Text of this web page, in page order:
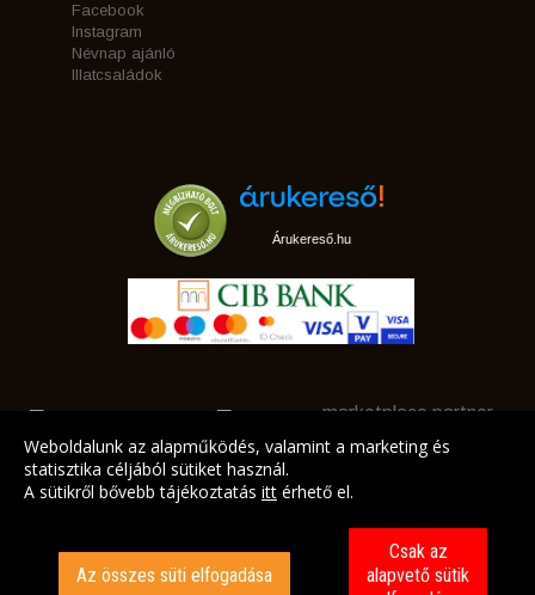
Facebook
Instagram
Névnap ajánló
Illatcsaládok
Árukereső.hu
marketplace partner
Weboldalunk az alapműködés, valamint a marketing és
statisztika céljából sütiket használ.
A sütikről bővebb tájékoztatás itt érhető el.
Az összes süti elfogadása
Csak az
alapvető sütik